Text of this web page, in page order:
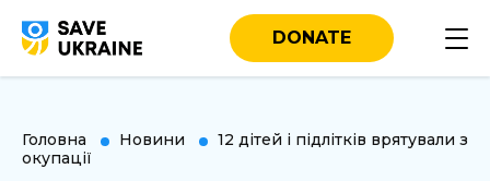
DONATE
Головна Новини
12 дітей і підлітків врятували з
окупації